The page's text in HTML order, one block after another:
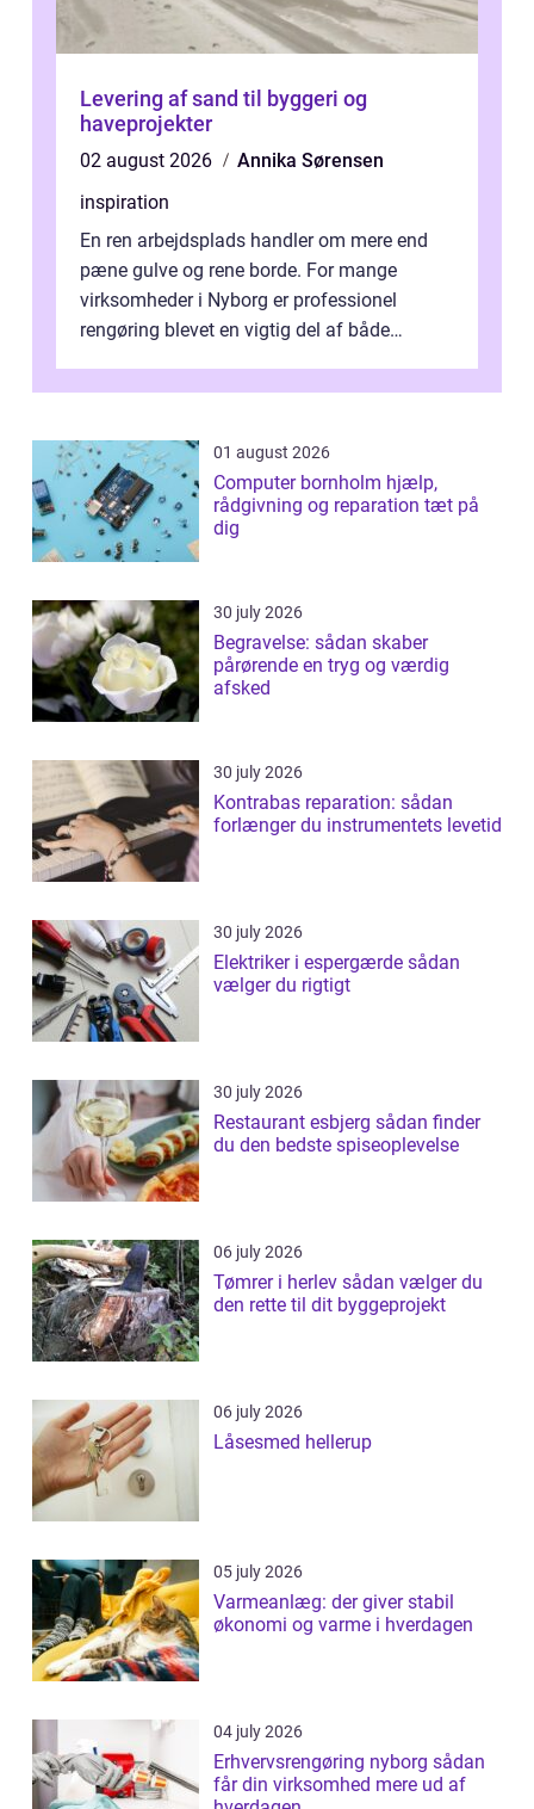
Levering af sand til byggeri og
haveprojekter
02 august 2026
Annika Sørensen
inspiration
En ren arbejdsplads handler om mere end
pæne gulve og rene borde. For mange
virksomheder i Nyborg er professionel
rengøring blevet en vigtig del af både
samlede ...
01 august 2026
Computer bornholm hjælp,
rådgivning og reparation tæt på
dig
30 july 2026
Begravelse: sådan skaber
pårørende en tryg og værdig
afsked
30 july 2026
Kontrabas reparation: sådan
forlænger du instrumentets levetid
30 july 2026
Elektriker i espergærde sådan
vælger du rigtigt
30 july 2026
Restaurant esbjerg sådan finder
du den bedste spiseoplevelse
06 july 2026
Tømrer i herlev sådan vælger du
den rette til dit byggeprojekt
06 july 2026
Låsesmed hellerup
05 july 2026
Varmeanlæg: der giver stabil
økonomi og varme i hverdagen
04 july 2026
Erhvervsrengøring nyborg sådan
får din virksomhed mere ud af